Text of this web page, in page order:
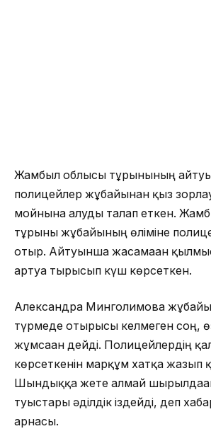
Жамбыл облысы тұрғынының
полицейлер жұбайынан қыз
мойнына алуды талап еткен.
тұрғыны жұбайының өліміне
отыр. Айтуынша жасамаған
артуға тырысып күш көрсеткен.
Александра Минголимова
түрмеде отырғысы келмеген соң,
жұмсаған дейді. Полицейлердің
көрсеткенін марқұм хатқа жазып
Шындыққа жете алмай
туыстары әділдік іздейді, деп
арнасы.